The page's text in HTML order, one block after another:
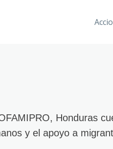
Honduras
y el apoyo a